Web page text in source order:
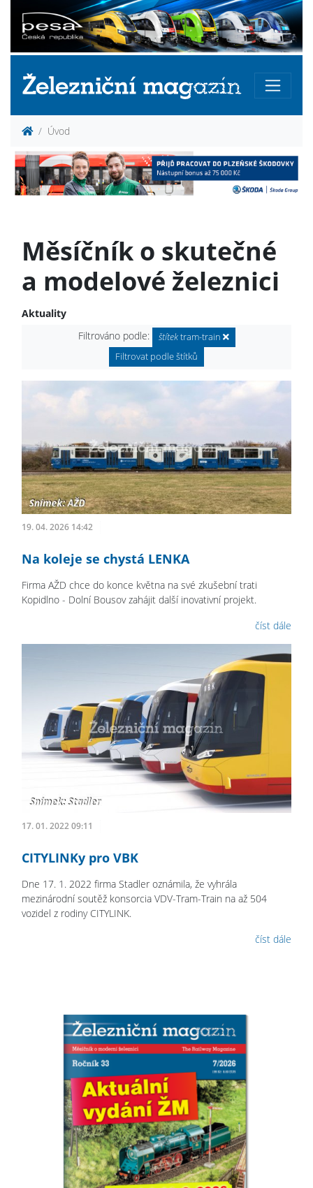
Úvod
Měsíčník o skutečné
a modelové železnici
Aktuality
Filtrováno podle:
štítektram-train
Filtrovat podle štítků
19. 04. 2026 14:42
Na koleje se chystá LENKA
Firma AŽD chce do konce května na své zkušební trati
Kopidlno - Dolní Bousov zahájit další inovativní projekt.
číst dále
17. 01. 2022 09:11
CITYLINKy pro VBK
Dne 17. 1. 2022 firma Stadler oznámila, že vyhrála
mezinárodní soutěž konsorcia VDV-Tram-Train na až 504
vozidel z rodiny CITYLINK.
číst dále